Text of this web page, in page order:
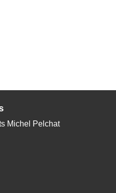
Michel Pelchat